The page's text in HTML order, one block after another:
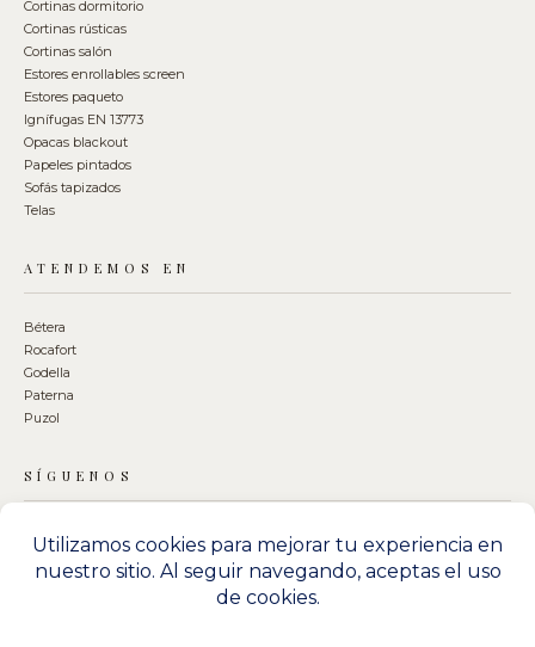
Cortinas dormitorio
Cortinas rústicas
Cortinas salón
Estores enrollables screen
Estores paqueto
Ignífugas EN 13773
Opacas blackout
Papeles pintados
Sofás tapizados
Telas
ATENDEMOS EN
Bétera
Rocafort
Godella
Paterna
Puzol
SÍGUENOS